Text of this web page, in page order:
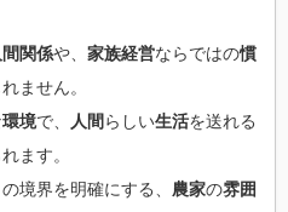
間関係や、 家族経営ならではの慣
ません。
環境で、 人間 らしい生活を送れる
ます。
の境界を明確にする、 農家の雰囲